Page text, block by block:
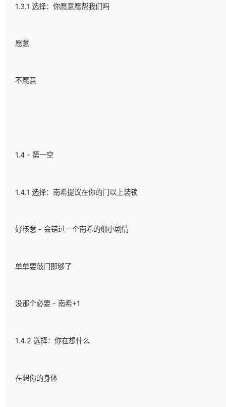
1.3.1 选择：你愿意愿帮我们吗
愿意
不愿意
1.4 - 第一空
1.4.1 选择：南希提议在你的门以上装锁
好核意 - 会错过一个南希的细小剧情
单单要敲门即够了
没那个必要 - 南希+1
1.4.2 选择：你在想什么
在想你的身体